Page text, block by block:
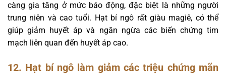
càng gia tăng ở mức báo động, đặc biệt là những người
trung niên và cao tuổi. Hạt bí ngô rất giàu magiê, có thể
giúp giảm huyết áp và ngăn ngừa các biến chứng tim
mạch liên quan đến huyết áp cao.
12. Hạt bí ngô làm giảm các triệu chứng mãn